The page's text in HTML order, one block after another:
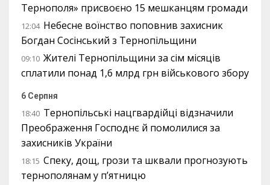
Тернополя» присвоєно 15 мешканцям громади
12:04 Небесне воїнство поповнив захисник
Богдан Сосінський з Тернопільщини
09:10 Жителі Тернопільщини за сім місяців
сплатили понад 1,6 млрд грн військового збору
6 Серпня
18:40 Тернопільські нацгвардійці відзначили
Преображення Господнє й помолилися за
захисників України
18:15 Спеку, дощ, грози та шквали прогнозують
тернополянам у п’ятницю